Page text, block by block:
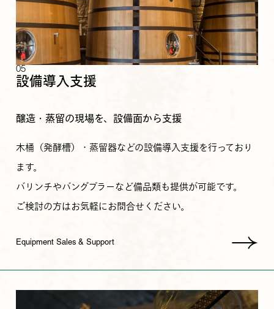
05
設備導入支援
醸造・蒸留の現場を、設備面から支援
木桶（発酵槽）・蒸留器などの設備導入支援を行っており
ます。
バリンチやバングプラーなど備品類も提供が可能です。
ご検討の方はお気軽にお問合せください。
Equipment Sales & Support